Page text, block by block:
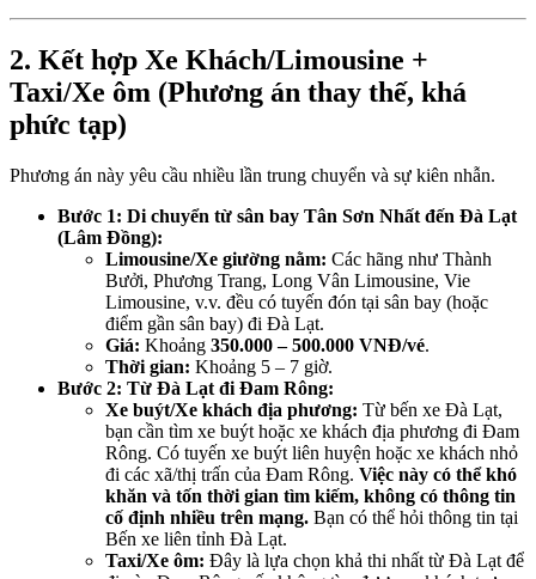
2. Kết hợp Xe Khách/Limousine +
Taxi/Xe ôm (Phương án thay thế, khá
phức tạp)
Phương án này yêu cầu nhiều lần trung chuyển và sự kiên nhẫn.
Bước 1: Di chuyển từ sân bay Tân Sơn Nhất đến Đà Lạt
(Lâm Đồng):
Limousine/Xe giường nằm: Các hãng như Thành
Bưởi, Phương Trang, Long Vân Limousine, Vie
Limousine, v.v. đều có tuyến đón tại sân bay (hoặc
điểm gần sân bay) đi Đà Lạt.
Giá: Khoảng 350.000 – 500.000 VNĐ/vé.
Thời gian: Khoảng 5 – 7 giờ.
Bước 2: Từ Đà Lạt đi Đam Rông:
Xe buýt/Xe khách địa phương: Từ bến xe Đà Lạt,
bạn cần tìm xe buýt hoặc xe khách địa phương đi Đam
Rông. Có tuyến xe buýt liên huyện hoặc xe khách nhỏ
đi các xã/thị trấn của Đam Rông. Việc này có thể khó
khăn và tốn thời gian tìm kiếm, không có thông tin
cố định nhiều trên mạng. Bạn có thể hỏi thông tin tại
Bến xe liên tỉnh Đà Lạt.
Taxi/Xe ôm: Đây là lựa chọn khả thi nhất từ Đà Lạt để